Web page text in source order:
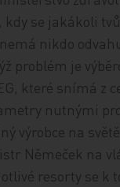
kdy se jakákoli
nikdo
problém je
které snímá z
nutnými
výrobce na
Němeček na
resorty se k